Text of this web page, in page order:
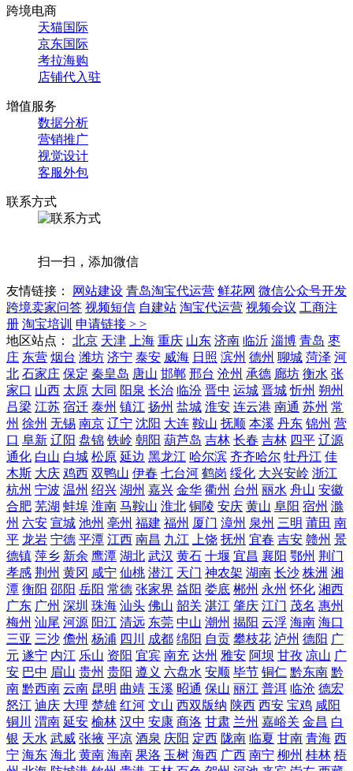
跨境电商
天猫国际
京东国际
考拉海购
店铺代入驻
增值服务
数据分析
营销推广
视觉设计
客服外包
联系方式
扫一扫，添加微信
友情链接： 网站建设 青岛淘宝代运营 鲜花网 微信公众号开发
跨境卖家问答 视频短信 自建站 淘宝代运营 视频会议 工商注
册 淘宝培训 申请链接 > >
地区站点：
北京 天津 上海 重庆 山东 济南 临沂 淄博 青岛 枣
庄 东营 烟台 潍坊 济宁 泰安 威海 日照 滨州 德州 聊城 菏泽 河
北 石家庄 保定 秦皇岛 唐山 邯郸 邢台 沧州 承德 廊坊 衡水 张
家口 山西 太原 大同 阳泉 长治 临汾 晋中 运城 晋城 忻州 朔州
吕梁 江苏 宿迁 泰州 镇江 扬州 盐城 淮安 连云港 南通 苏州 常
州 徐州 无锡 南京 辽宁 沈阳 大连 鞍山 抚顺 本溪 丹东 锦州 营
口 阜新 辽阳 盘锦 铁岭 朝阳 葫芦岛 吉林 长春 吉林 四平 辽源
通化 白山 白城 松原 延边 黑龙江 哈尔滨 齐齐哈尔 牡丹江 佳
木斯 大庆 鸡西 双鸭山 伊春 七台河 鹤岗 绥化 大兴安岭 浙江
杭州 宁波 温州 绍兴 湖州 嘉兴 金华 衢州 台州 丽水 舟山 安徽
合肥 芜湖 蚌埠 淮南 马鞍山 淮北 铜陵 安庆 黄山 阜阳 宿州 滁
州 六安 宣城 池州 亳州 福建 福州 厦门 漳州 泉州 三明 莆田 南
平 龙岩 宁德 平潭 江西 南昌 九江 上饶 抚州 宜春 吉安 赣州 景
德镇 萍乡 新余 鹰潭 湖北 武汉 黄石 十堰 宜昌 襄阳 鄂州 荆门
孝感 荆州 黄冈 咸宁 仙桃 潜江 天门 神农架 湖南 长沙 株洲 湘
潭 衡阳 邵阳 岳阳 常德 张家界 益阳 娄底 郴州 永州 怀化 湘西
广东 广州 深圳 珠海 汕头 佛山 韶关 湛江 肇庆 江门 茂名 惠州
梅州 汕尾 河源 阳江 清远 东莞 中山 潮州 揭阳 云浮 海南 海口
三亚 三沙 儋州 杨浦 四川 成都 绵阳 自贡 攀枝花 泸州 德阳 广
元 遂宁 内江 乐山 资阳 宜宾 南充 达州 雅安 阿坝 甘孜 凉山 广
安 巴中 眉山 贵州 贵阳 遵义 六盘水 安顺 毕节 铜仁 黔东南 黔
南 黔西南 云南 昆明 曲靖 玉溪 昭通 保山 丽江 普洱 临沧 德宏
怒江 迪庆 大理 楚雄 红河 文山 西双版纳 陕西 西安 宝鸡 咸阳
铜川
渭南 延安 榆林 汉中 安康 商洛 甘肃 兰州 嘉峪关 金昌 白
银 天水 武威 张掖 平凉 酒泉 庆阳 定西 陇南 临夏 甘南 青海 西
宁 海东 海北 黄南 海南 果洛 玉树 海西 广西 南宁 柳州 桂林 梧